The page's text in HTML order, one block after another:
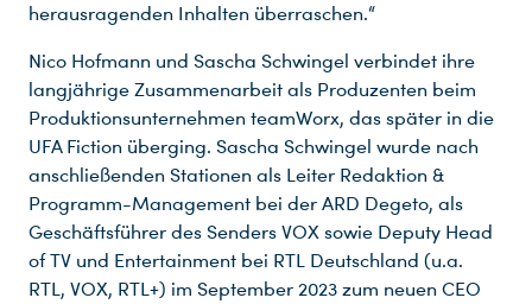
herausragenden Inhalten überraschen.“
Nico Hofmann und Sascha Schwingel verbindet ihre
langjährige Zusammenarbeit als Produzenten beim
Produktionsunternehmen teamWorx, das später in die
UFA Fiction überging. Sascha Schwingel wurde nach
anschließenden Stationen als Leiter Redaktion &
Programm-Management bei der ARD Degeto, als
Geschäftsführer des Senders VOX sowie Deputy Head
of TV und Entertainment bei RTL Deutschland (u.a.
RTL, VOX, RTL+) im September 2023 zum neuen CEO